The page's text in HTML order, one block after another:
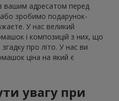
вашим адресатом перед
зробимо подарунок-
У нас великий
і композицій з них, що
про літо. У нас ви
ціна на який є
увагу при